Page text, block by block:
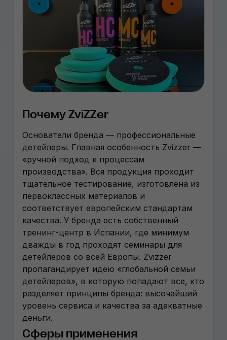
Почему ZviZZer
Основатели бренда — профессиональные
детейлеры. Главная особенность Zvizzer —
«ручной подход к процессам
производства». Вся продукция проходит
тщательное тестирование, изготовлена из
первоклассных материалов и
соответствует европейским стандартам
качества. У бренда есть собственный
тренинг-центр в Испании, где минимум
дважды в год проходят семинары для
детейлеров со всей Европы. Zvizzer
пропагандирует идею «глобальной семьи
детейлеров», в которую попадают все, кто
разделяет принципы бренда: высочайший
уровень сервиса и качества за адекватные
деньги.
Сферы применения